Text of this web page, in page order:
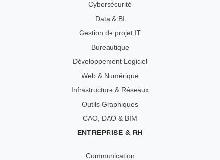
Cybersécurité
Data & BI
Gestion de projet IT
Bureautique
Développement Logiciel
Web & Numérique
Infrastructure & Réseaux
Outils Graphiques
CAO, DAO & BIM
ENTREPRISE & RH
Communication